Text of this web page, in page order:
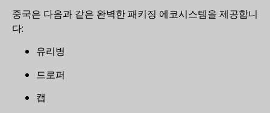
중국은 다음과 같은 완벽한 패키징 에코시스템을 제공합니
다:
유리병
드로퍼
캡